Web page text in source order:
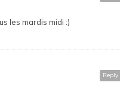
les mardis midi :)
Reply